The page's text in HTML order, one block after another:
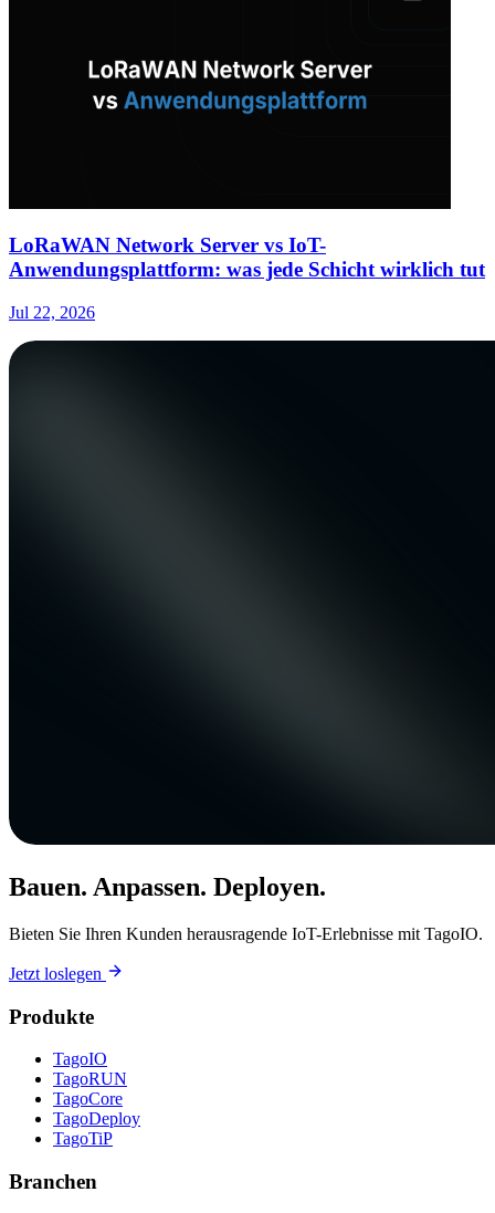
LoRaWAN Network Server vs IoT-
Anwendungsplattform: was jede Schicht wirklich tut
Jul 22, 2026
Bauen. Anpassen. Deployen.
Bieten Sie Ihren Kunden herausragende IoT-Erlebnisse mit TagoIO.
Jetzt loslegen
Produkte
TagoIO
TagoRUN
TagoCore
TagoDeploy
TagoTiP
Branchen